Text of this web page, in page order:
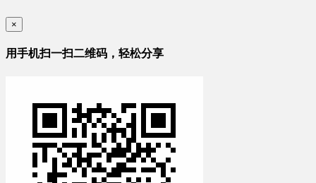
×
用手机扫一扫二维码，轻松分享